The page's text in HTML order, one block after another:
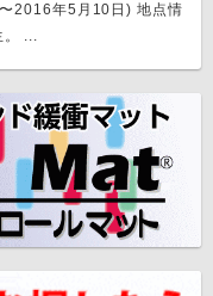
2016年5月10日) 地点情
。 ...